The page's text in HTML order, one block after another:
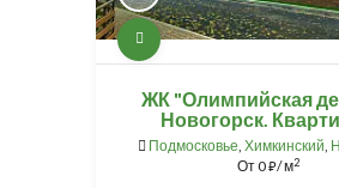
ЖК "Олимпийская
Новогорск.
Подмосковье, Химкинский,
От0⃏/ м2